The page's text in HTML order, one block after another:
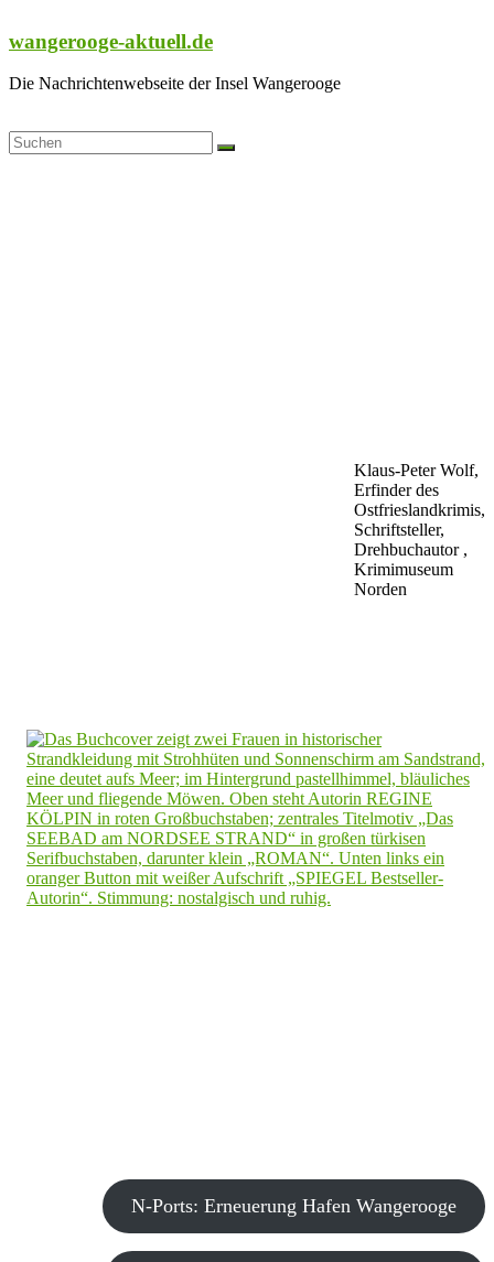
Inhalt
springen
wangerooge-aktuell.de
Die Nachrichtenwebseite der Insel Wangerooge
Klaus-Peter Wolf,
Erfinder des
Ostfrieslandkrimis,
Schriftsteller,
Drehbuchautor ,
Krimimuseum
Norden
N-Ports: Erneuerung Hafen Wangerooge